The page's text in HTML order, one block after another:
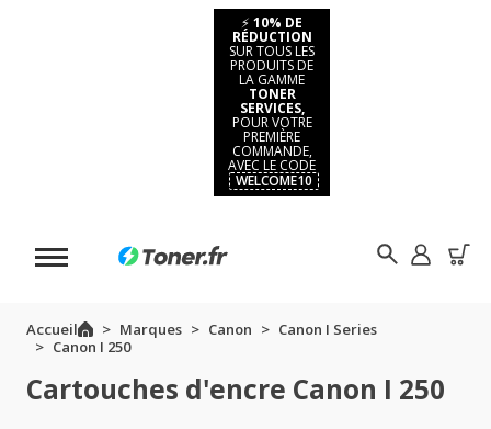
⚡ 10% DE
RÉDUCTION
SUR TOUS LES
PRODUITS DE
LA GAMME
TONER
SERVICES,
POUR VOTRE
PREMIÈRE
COMMANDE,
AVEC LE CODE
WELCOME10
Accueil Marques Canon
Canon I Series
Canon I 250
Cartouches d'encre Canon I 250